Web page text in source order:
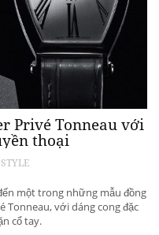
Privé Tonneau với
thoại
một trong những mẫu đồng
Tonneau, với dáng cong đặc
cổ tay.